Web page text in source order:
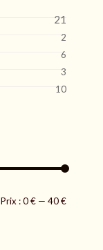
21
2
6
3
10
Prix
Prix
Prix :0 €— 40 €